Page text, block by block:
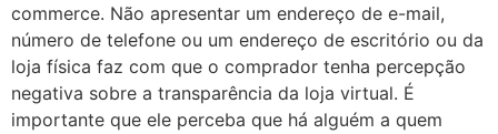
commerce. Não apresentar um endereço de e-mail,
número de telefone ou um endereço de escritório ou da
loja física faz com que o comprador tenha percepção
negativa sobre a transparência da loja virtual. É
importante que ele perceba que há alguém a quem